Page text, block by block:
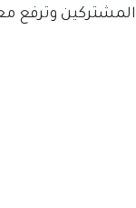
المشتركين وترفع